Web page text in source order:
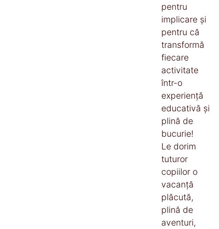
pentru
implicare și
pentru că
transformă
fiecare
activitate
într-o
experiență
educativă și
plină de
bucurie!
Le dorim
tuturor
copiilor o
vacanță
plăcută,
plină de
aventuri,